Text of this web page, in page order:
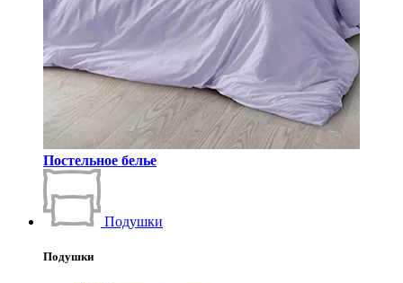
Постельное белье
Подушки
Подушки